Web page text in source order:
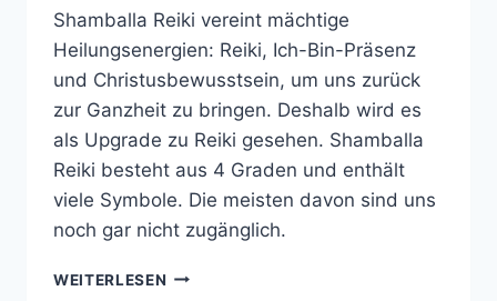
Shamballa Reiki vereint mächtige
Heilungsenergien: Reiki, Ich-Bin-Präsenz
und Christusbewusstsein, um uns zurück
zur Ganzheit zu bringen. Deshalb wird es
als Upgrade zu Reiki gesehen. Shamballa
Reiki besteht aus 4 Graden und enthält
viele Symbole. Die meisten davon sind uns
noch gar nicht zugänglich.
WEITERLESEN SHAMBALLA